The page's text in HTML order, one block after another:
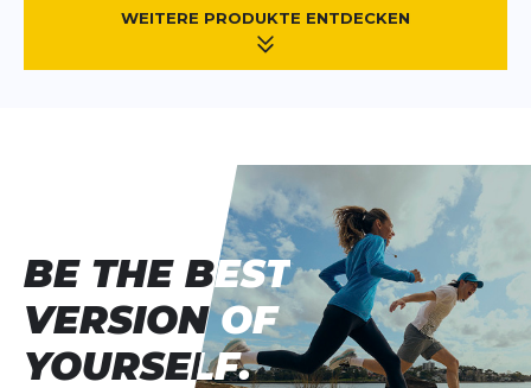
WEITERE PRODUKTE ENTDECKEN
BE THE BEST
VERSION OF
YOURSELF.
BE THE BEST
VERSION OF
YOURSELF.